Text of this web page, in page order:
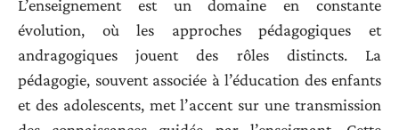
L’enseignement est un domaine en constante
évolution, où les approches pédagogiques et
andragogiques jouent des rôles distincts. La
pédagogie, souvent associée à l’éducation des enfants
et des adolescents, met l’accent sur une transmission